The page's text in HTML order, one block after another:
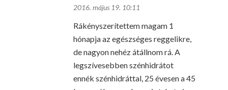
2016. május 19. 10:11
Rákényszerítettem magam 1
hónapja az egészséges reggelikre,
de nagyon nehéz átállnom rá. A
legszívesebben szénhidrátot
ennék szénhidráttal, 25 évesen a 45